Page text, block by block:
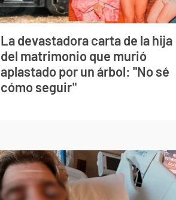
La devastadora carta de la hija
del matrimonio que murió
aplastado por un árbol: "No sé
cómo seguir"